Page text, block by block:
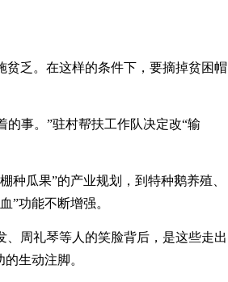
贫乏。在这样的条件下，要摘掉贫困帽
的事。”驻村帮扶工作队决定改“输
种瓜果”的产业规划，到特种鹅养殖、
功能不断增强。
周礼琴等人的笑脸背后，是这些走出
生动注脚。